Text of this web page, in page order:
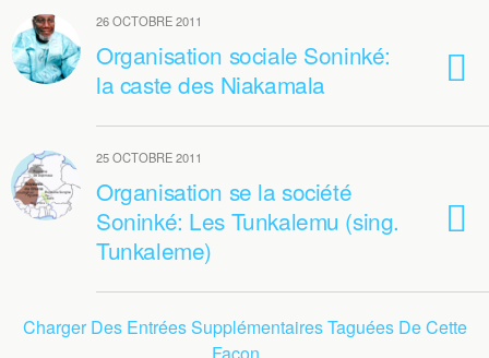
26 OCTOBRE 2011
Organisation sociale Soninké:
la caste des Niakamala
25 OCTOBRE 2011
Organisation se la société
Soninké: Les Tunkalemu (sing.
Tunkaleme)
Charger Des Entrées Supplémentaires Taguées De Cette